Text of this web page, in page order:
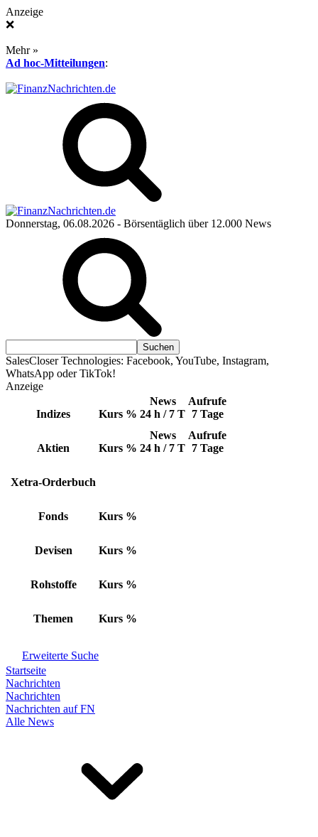
Anzeige
❌
Mehr »
Ad hoc-Mitteilungen:
Donnerstag, 06.08.2026 - Börsentäglich über 12.000 News
SalesCloser Technologies: Facebook, YouTube, Instagram,
WhatsApp oder TikTok!
Anzeige
Indizes Kurs %
News
24 h / 7 T
Aufrufe
7 Tage
Aktien Kurs %
News
24 h / 7 T
Aufrufe
7 Tage
Xetra-Orderbuch
Fonds Kurs %
Devisen Kurs %
Rohstoffe Kurs %
Themen Kurs %
Erweiterte Suche
Startseite
Nachrichten
Nachrichten
Nachrichten auf FN
Alle News